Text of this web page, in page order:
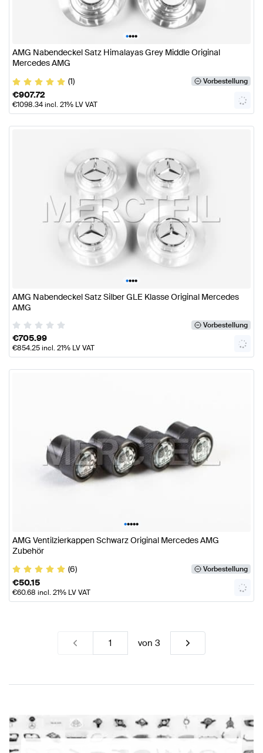
••••
AMG Nabendeckel Satz Himalayas Grey Middle Original
Mercedes AMG
(1)
Vorbestellung
€907.72
€1098.34incl. 21% LV VAT
••••
AMG Nabendeckel Satz Silber GLE Klasse Original Mercedes
AMG
Vorbestellung
€705.99
€854.25incl. 21% LV VAT
•••••
AMG Ventilzierkappen Schwarz Original Mercedes AMG
Zubehör
(6)
Vorbestellung
€50.15
€60.68 incl. 21% LV VAT
von 3